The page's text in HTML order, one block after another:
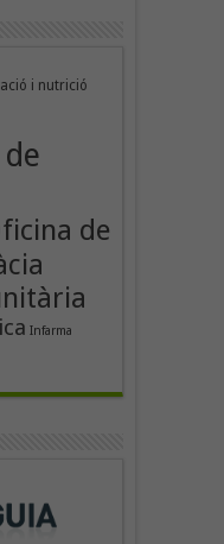
i nutrició
de
Infarma